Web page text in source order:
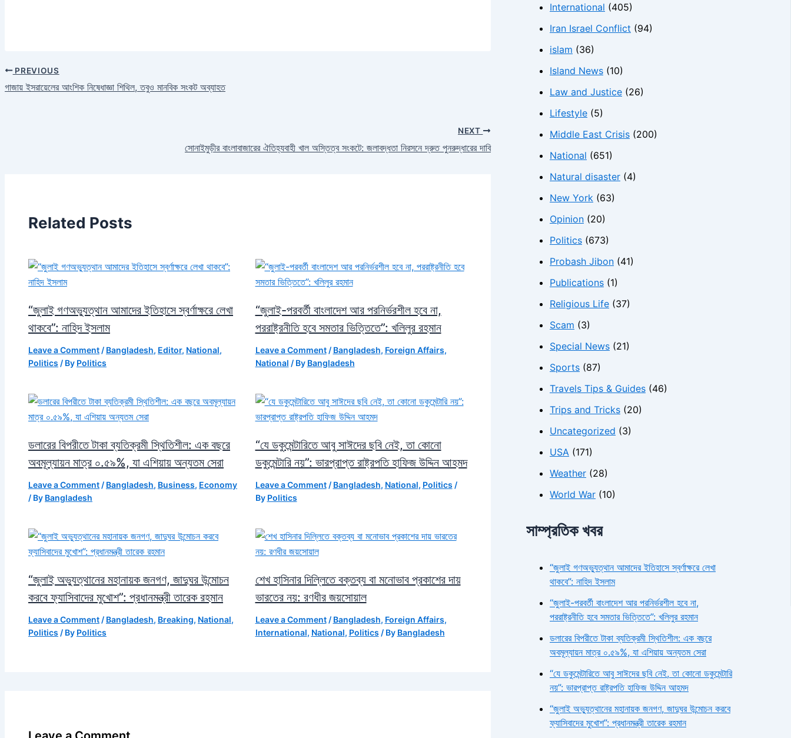
PREVIOUS
গাজায় ইসরায়েলের আংশিক নিষেধাজ্ঞা শিথিল, তবুও মানবিক সংকট অব্যাহত
NEXT
সোনাইমুড়ীর বাংলাবাজারের ঐতিহ্যবাহী খাল অস্তিত্ব সংকটে: জলাবদ্ধতা নিরসনে দ্রুত পুনরুদ্ধারের দাবি
Related Posts
“জুলাই গণঅভ্যুত্থান আমাদের ইতিহাসে স্বর্ণাক্ষরে লেখা
থাকবে”: নাহিদ ইসলাম
Leave a Comment / Bangladesh, Editor, National,
Politics / By Politics
“জুলাই-পরবর্তী বাংলাদেশ আর পরনির্ভরশীল হবে না,
পররাষ্ট্রনীতি হবে সমতার ভিত্তিতে”: খলিলুর রহমান
Leave a Comment / Bangladesh, Foreign Affairs,
National / By Bangladesh
ডলারের বিপরীতে টাকা ব্যতিক্রমী স্থিতিশীল: এক বছরে
অবমূল্যায়ন মাত্র ০.৫৯%, যা এশিয়ায় অন্যতম সেরা
Leave a Comment / Bangladesh, Business, Economy
/ By Bangladesh
“যে ডকুমেন্টারিতে আবু সাঈদের ছবি নেই, তা কোনো
ডকুমেন্টারি নয়”: ভারপ্রাপ্ত রাষ্ট্রপতি হাফিজ উদ্দিন আহমদ
Leave a Comment / Bangladesh, National, Politics /
By Politics
“জুলাই অভ্যুত্থানের মহানায়ক জনগণ, জাদুঘর উন্মোচন
করবে ফ্যাসিবাদের মুখোশ”: প্রধানমন্ত্রী তারেক রহমান
Leave a Comment / Bangladesh, Breaking, National,
Politics / By Politics
শেখ হাসিনার দিল্লিতে বক্তব্য বা মনোভাব প্রকাশের দায়
ভারতের নয়: রণধীর জয়সোয়াল
Leave a Comment / Bangladesh, Foreign Affairs,
International, National, Politics / By Bangladesh
International (405)
Iran Israel Conflict (94)
islam (36)
Island News (10)
Law and Justice (26)
Lifestyle (5)
Middle East Crisis (200)
National (651)
Natural disaster (4)
New York (63)
Opinion (20)
Politics (673)
Probash Jibon (41)
Publications (1)
Religious Life (37)
Scam (3)
Special News (21)
Sports (87)
Travels Tips & Guides (46)
Trips and Tricks (20)
Uncategorized (3)
USA (171)
Weather (28)
World War (10)
সাম্প্রতিক খবর
“জুলাই গণঅভ্যুত্থান আমাদের ইতিহাসে স্বর্ণাক্ষরে লেখা
থাকবে”: নাহিদ ইসলাম
“জুলাই-পরবর্তী বাংলাদেশ আর পরনির্ভরশীল হবে না,
পররাষ্ট্রনীতি হবে সমতার ভিত্তিতে”: খলিলুর রহমান
ডলারের বিপরীতে টাকা ব্যতিক্রমী স্থিতিশীল: এক বছরে
অবমূল্যায়ন মাত্র ০.৫৯%, যা এশিয়ায় অন্যতম সেরা
“যে ডকুমেন্টারিতে আবু সাঈদের ছবি নেই, তা কোনো ডকুমেন্টারি
নয়”: ভারপ্রাপ্ত রাষ্ট্রপতি হাফিজ উদ্দিন আহমদ
“জুলাই অভ্যুত্থানের মহানায়ক জনগণ, জাদুঘর উন্মোচন করবে
ফ্যাসিবাদের মুখোশ”: প্রধানমন্ত্রী তারেক রহমান